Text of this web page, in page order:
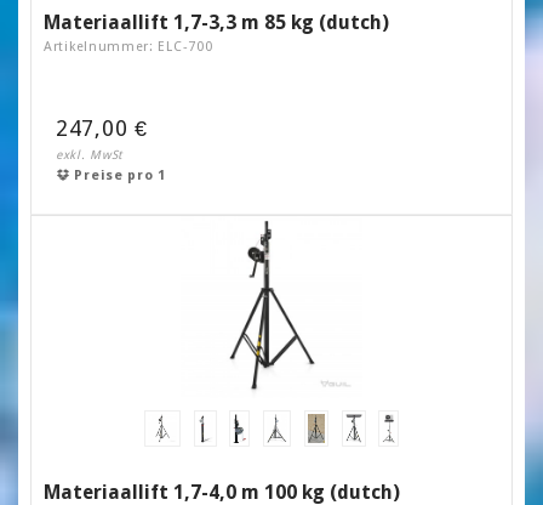
Materiaallift 1,7-3,3 m 85 kg (dutch)
Artikelnummer: ELC-700
247,00 €
exkl. MwSt
Preise pro 1
Materiaallift 1,7-4,0 m 100 kg (dutch)